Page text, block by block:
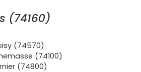
(74160)
(74570)
(74100)
(74800)